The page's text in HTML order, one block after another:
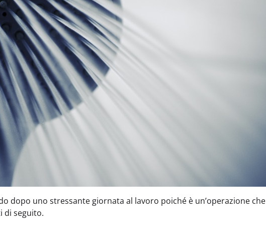
dopo uno stressante giornata al lavoro poiché è un’operazione che
di seguito.